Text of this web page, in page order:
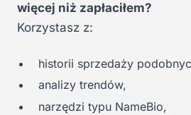
więcej niż zapłaciłem?
Korzystasz z:
historii sprzedaży
analizy trendów,
narzędzi typu NameBio,